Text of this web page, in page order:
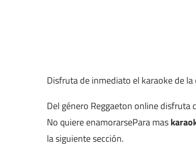
Disfruta de inmediato el karaoke de la
Del género Reggaeton online
No quiere enamorarsePara mas
la siguiente sección.